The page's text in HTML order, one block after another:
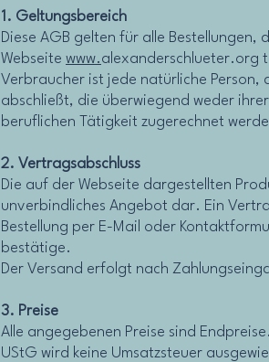
1. Geltungsbereich
Diese AGB gelten für alle Bestellungen,
Webseite www.alexanderschlueter.org
Verbraucher ist jede natürliche Person,
abschließt, die überwiegend weder
beruflichen Tätigkeit zugerechnet
2. Vertragsabschluss
Die auf der Webseite dargestellten
unverbindliches Angebot dar. Ein
Bestellung per E-Mail oder
bestätige.
Der Versand erfolgt nach
3. Preise
Alle angegebenen Preise sind
UStG wird keine Umsatzsteuer